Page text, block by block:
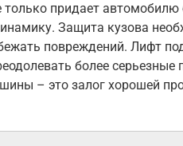
придает автомобилю
Защита кузова
повреждений. Лифт
более серьезные
– это залог хорошей